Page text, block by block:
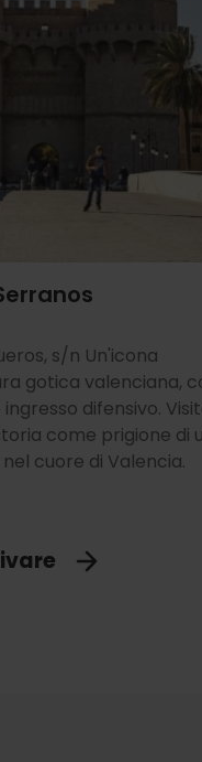
s/n Un'icona
gotica valenciana,
ingresso difensivo.
come prigione di
cuore di Valencia.